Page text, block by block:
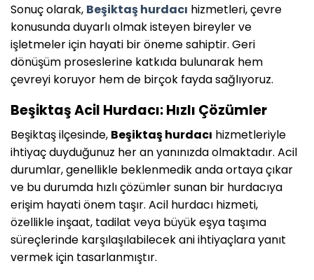
Sonuç olarak, Beşiktaş hurdacı hizmetleri, çevre
konusunda duyarlı olmak isteyen bireyler ve
işletmeler için hayati bir öneme sahiptir. Geri
dönüşüm proseslerine katkıda bulunarak hem
çevreyi koruyor hem de birçok fayda sağlıyoruz.
Beşiktaş Acil Hurdacı: Hızlı Çözümler
Beşiktaş ilçesinde, Beşiktaş hurdacı hizmetleriyle
ihtiyaç duyduğunuz her an yanınızda olmaktadır. Acil
durumlar, genellikle beklenmedik anda ortaya çıkar
ve bu durumda hızlı çözümler sunan bir hurdacıya
erişim hayati önem taşır. Acil hurdacı hizmeti,
özellikle inşaat, tadilat veya büyük eşya taşıma
süreçlerinde karşılaşılabilecek ani ihtiyaçlara yanıt
vermek için tasarlanmıştır.